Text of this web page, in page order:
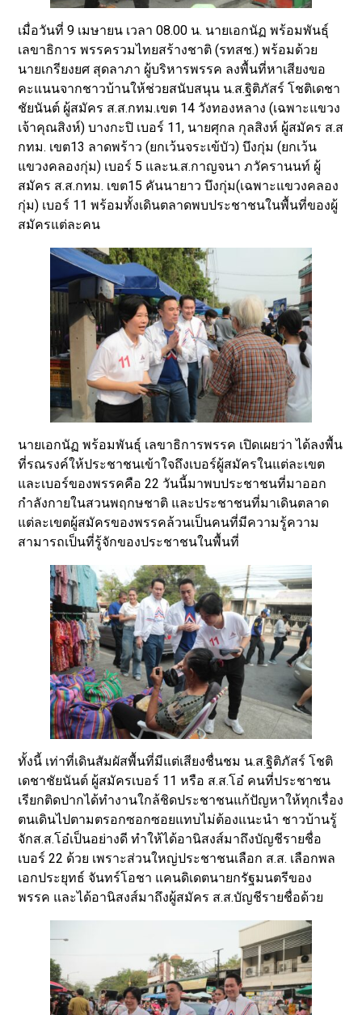
เมื่อวันที่ 9 เมษายน เวลา 08.00 น. นายเอกนัฏ พร้อมพันธุ์
เลขาธิการ พรรครวมไทยสร้างชาติ (รทสช.) พร้อมด้วย
นายเกรียงยศ สุดลาภา ผู้บริหารพรรค ลงพื้นที่หาเสียงขอ
คะแนนจากชาวบ้านให้ช่วยสนับสนุน น.ส.ฐิติภัสร์ โชติเดชา
ชัยนันต์ ผู้สมัคร ส.ส.กทม.เขต 14 วังทองหลาง (เฉพาะแขวง
เจ้าคุณสิงห์) บางกะปิ เบอร์ 11, นายศุกล กุลสิงห์ ผู้สมัคร ส.ส
กทม. เขต13 ลาดพร้าว (ยกเว้นจระเข้บัว) บึงกุ่ม (ยกเว้น
แขวงคลองกุ่ม) เบอร์ 5 และน.ส.กาญจนา ภวัครานนท์ ผู้
สมัคร ส.ส.กทม. เขต15 คันนายาว บึงกุ่ม(เฉพาะแขวงคลอง
กุ่ม) เบอร์ 11 พร้อมทั้งเดินตลาดพบประชาชนในพื้นที่ของผู้
สมัครแต่ละคน
นายเอกนัฏ พร้อมพันธุ์ เลขาธิการพรรค เปิดเผยว่า ได้ลงพื้น
ที่รณรงค์ให้ประชาชนเข้าใจถึงเบอร์ผู้สมัครในแต่ละเขต
และเบอร์ของพรรคคือ 22 วันนี้มาพบประชาชนที่มาออก
กำลังกายในสวนพฤกษชาติ และประชาชนที่มาเดินตลาด
แต่ละเขตผู้สมัครของพรรคล้วนเป็นคนที่มีความรู้ความ
สามารถเป็นที่รู้จักของประชาชนในพื้นที่
ทั้งนี้ เท่าที่เดินสัมผัสพื้นที่มีแต่เสียงชื่นชม น.ส.ฐิติภัสร์ โชติ
เดชาชัยนันต์ ผู้สมัครเบอร์ 11 หรือ ส.ส.โอ๋ คนที่ประชาชน
เรียกติดปากได้ทำงานใกล้ชิดประชาชนแก้ปัญหาให้ทุกเรื่อง
ตนเดินไปตามตรอกซอกซอยแทบไม่ต้องแนะนำ ชาวบ้านรู้
จักส.ส.โอ๋เป็นอย่างดี ทำให้ได้อานิสงส์มาถึงบัญชีรายชื่อ
เบอร์ 22 ด้วย เพราะส่วนใหญ่ประชาชนเลือก ส.ส. เลือกพล
เอกประยุทธ์ จันทร์โอชา แคนดิเดตนายกรัฐมนตรีของ
พรรค และได้อานิสงส์มาถึงผู้สมัคร ส.ส.บัญชีรายชื่อด้วย